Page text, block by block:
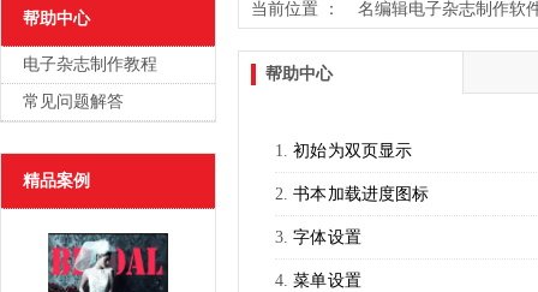
帮助中心
电子杂志制作教程
常见问题解答
精品案例
当前位置 ： 名编辑电子杂志制作软
帮助中心
初始为双页显示
书本加载进度图标
字体设置
菜单设置